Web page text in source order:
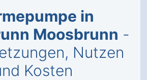
in
Moosbrunn -
Nutzen
Kosten